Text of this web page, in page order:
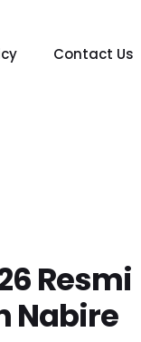
Contact Us
Resmi
Nabire